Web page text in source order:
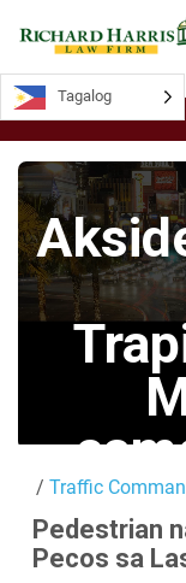
Mga
/ Traffic
Pedestrian
Pecos sa
Tagalog
Tagalog